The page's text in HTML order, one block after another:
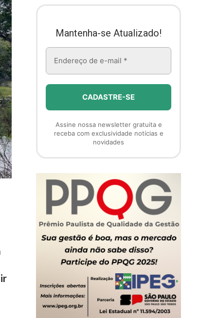
Mantenha-se Atualizado!
Assine nossa newsletter gratuita e
receba com exclusividade notícias e
novidades